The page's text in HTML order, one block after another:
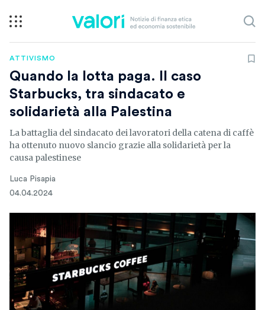
ATTIVISMO
Quando la lotta paga. Il caso
Starbucks, tra sindacato e
solidarietà alla Palestina
La battaglia del sindacato dei lavoratori della catena di caffè
ha ottenuto nuovo slancio grazie alla solidarietà per la
causa palestinese
Luca Pisapia
04.04.2024